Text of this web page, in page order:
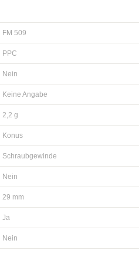
FM 509
PPC
Nein
Keine Angabe
2,2 g
Konus
Schraubgewinde
Nein
29 mm
Ja
Nein